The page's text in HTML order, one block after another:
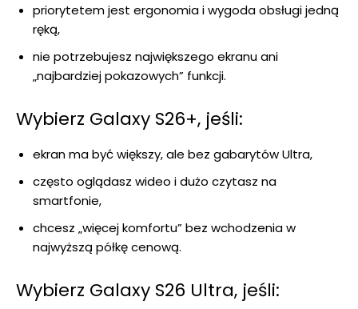
priorytetem jest ergonomia i wygoda obsługi jedną
ręką,
nie potrzebujesz największego ekranu ani
„najbardziej pokazowych” funkcji.
Wybierz Galaxy S26+, jeśli:
ekran ma być większy, ale bez gabarytów Ultra,
często oglądasz wideo i dużo czytasz na
smartfonie,
chcesz „więcej komfortu” bez wchodzenia w
najwyższą półkę cenową.
Wybierz Galaxy S26 Ultra, jeśli: